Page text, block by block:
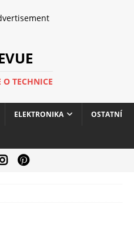
TECHNICE
ELEKTRONIKA OSTATNÍ